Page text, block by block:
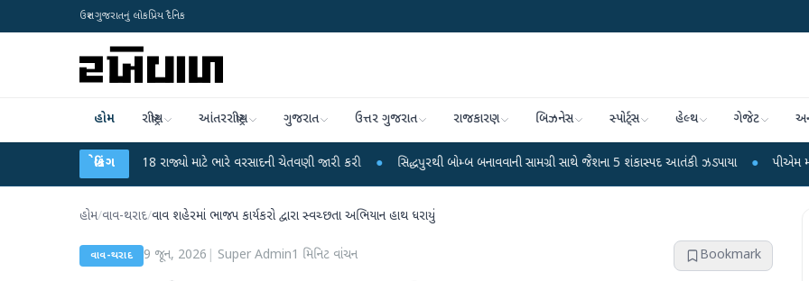
ઉત્તર ગુજરાતનું લોકપ્રિય દૈનિક
હોમ રાષ્ટ્રીય આંતરરાષ્ટ્રીય ગુજરાત ઉત્તર ગુજરાત રાજકારણ બિઝનેસ સ્પોર્ટ્સ હેલ્થ ગેજેટ
બ્રેકિંગ
હવામાન વિભાગે 18 રાજ્યો માટે ભારે વરસાદની ચેતવણી જારી કરી ● સિદ્ધપુરથી બોમ્બ બનાવવાની સામગ્રી સાથે જૈશના 5 શંકાસ્પદ આતંકી ઝડપાયા ● પીએમ મોદીનું
હોમ/વાવ-થરાદ/વાવ શહેરમાં ભાજપ કાર્યકરો દ્વારા સ્વચ્છતા અભિયાન હાથ ધરાયું
વાવ-થરાદ 9 જૂન, 2026 Super Admin1 મિનિટ વાંચન Bookmark